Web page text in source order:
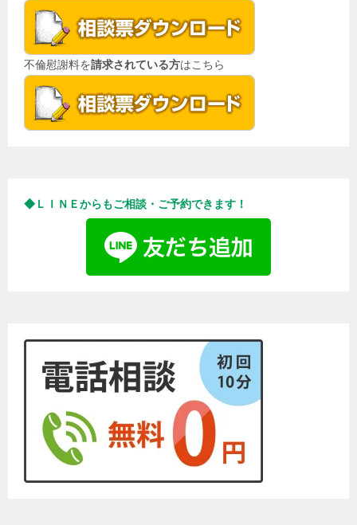
不倫慰謝料を請求されている方はこちら
◆ＬＩＮＥからもご相談・ご予約できます！